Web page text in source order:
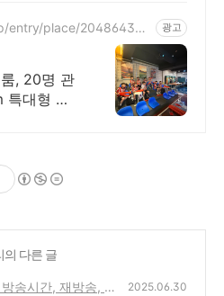
entry/place/204864388
광고
, 20명 관
특대형 스
의 다른 글
송시간, 재방송, O
2025.06.30